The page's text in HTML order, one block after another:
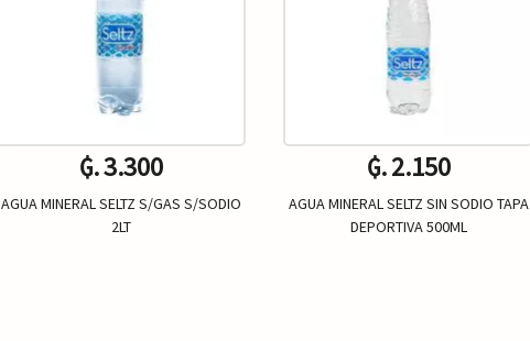
₲. 3.300
AGUA MINERAL SELTZ S/GAS S/SODIO
2LT
₲. 2.150
AGUA MINERAL SELTZ SIN SODIO TAPA
DEPORTIVA 500ML